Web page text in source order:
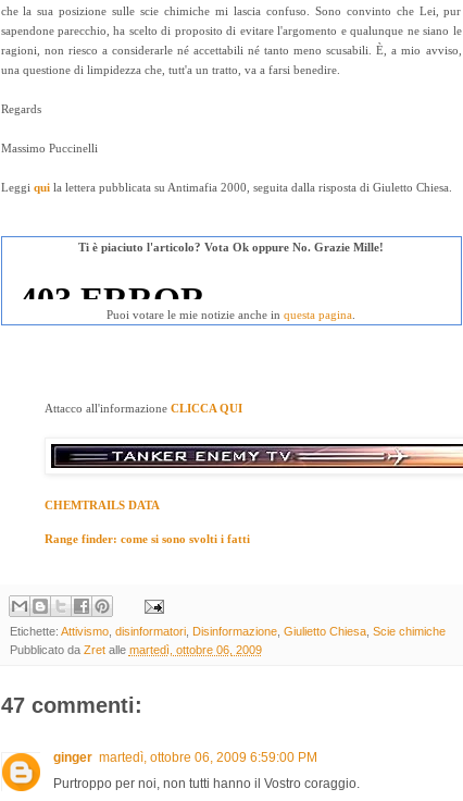
che la sua posizione sulle scie chimiche mi lascia confuso. Sono convinto che Lei, pur
sapendone parecchio, ha scelto di proposito di evitare l'argomento e qualunque ne siano le
ragioni, non riesco a considerarle né accettabili né tanto meno scusabili. È, a mio avviso,
una questione di limpidezza che, tutt'a un tratto, va a farsi benedire.
Regards
Massimo Puccinelli
Leggi quila lettera pubblicata su Antimafia 2000, seguita dalla risposta di Giuletto Chiesa.
Ti è piaciuto l'articolo? Vota Ok oppure No. Grazie Mille!
Puoi votare le mie notizie anche in questa pagina
Attacco all'informazione CLICCA QUI
CHEMTRAILS DATA
Range finder: come si sono svolti i fatti
Etichette: Attivismo, disinformatori, Disinformazione, Giulietto Chiesa, Scie chimiche
Pubblicato da Zret alle martedì, ottobre 06, 2009
47 commenti:
ginger martedì, ottobre 06, 2009 6:59:00 PM
Purtroppo per noi, non tutti hanno il Vostro coraggio.